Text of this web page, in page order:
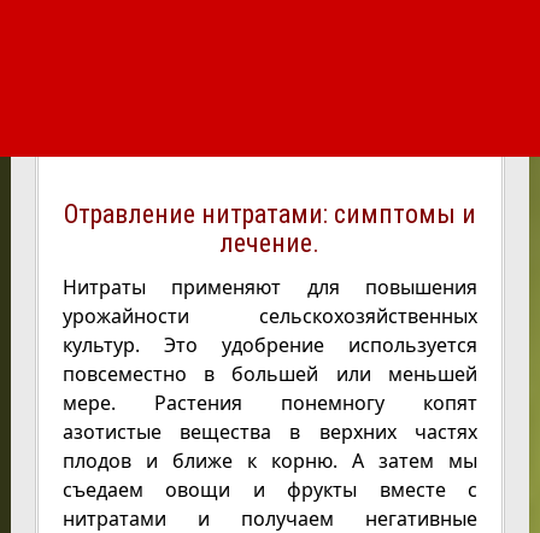
Отравление нитратами: симптомы и
лечение.
Нитраты применяют для повышения
урожайности сельскохозяйственных
культур. Это удобрение используется
повсеместно в большей или меньшей
мере. Растения понемногу копят
азотистые вещества в верхних частях
плодов и ближе к корню. А затем мы
съедаем овощи и фрукты вместе с
нитратами и получаем негативные